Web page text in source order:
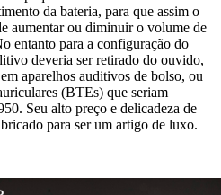
da bateria, para que assim o
aumentar ou diminuir o volume de
entanto para a configuração do
deveria ser retirado do ouvido,
aparelhos auditivos de bolso, ou
(BTEs) que seriam
Seu alto preço e delicadeza de
para ser um artigo de luxo.